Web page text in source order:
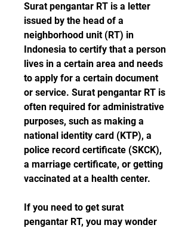
Surat pengantar RT is a letter
issued by the head of a
neighborhood unit (RT) in
Indonesia to certify that a person
lives in a certain area and needs
to apply for a certain document
or service. Surat pengantar RT is
often required for administrative
purposes, such as making a
national identity card (KTP), a
police record certificate (SKCK),
a marriage certificate, or getting
vaccinated at a health center.
If you need to get surat
pengantar RT, you may wonder